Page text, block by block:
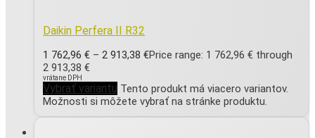
Daikin Perfera II R32
1 762,96 € – 2 913,38 €Price range: 1 762,96 € through
2 913,38 €
vrátane DPH
Vybrať variantu Tento produkt má viacero variantov.
Možnosti si môžete vybrať na stránke produktu.